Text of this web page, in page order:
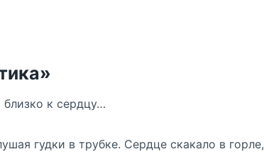
к сердцу…
гудки в трубке. Сердце скакало в горле,